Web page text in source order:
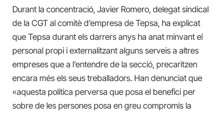
Durant la concentració, Javier Romero, delegat sindical
de la CGT al comitè d’empresa de Tepsa, ha explicat
que Tepsa durant els darrers anys ha anat minvant el
personal propi i externalitzant alguns serveis a altres
empreses que a l’entendre de la secció, precaritzen
encara més els seus treballadors. Han denunciat que
«aquesta política perversa que posa el benefici per
sobre de les persones posa en greu compromís la